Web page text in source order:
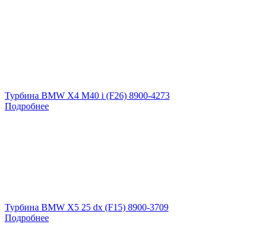
Турбина BMW X4 M40 i (F26) 8900-4273
Подробнее
Турбина BMW X5 25 dx (F15) 8900-3709
Подробнее